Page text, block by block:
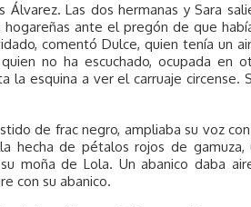
Álvarez. Las dos hermanas y Sara
ante el pregón de que
comentó Dulce, quien tenía un
no ha escuchado, ocupada en
la esquina a ver el carruaje circense.
de frac negro, ampliaba su voz
hecha de pétalos rojos de
moña de Lola. Un abanico daba
con su abanico.